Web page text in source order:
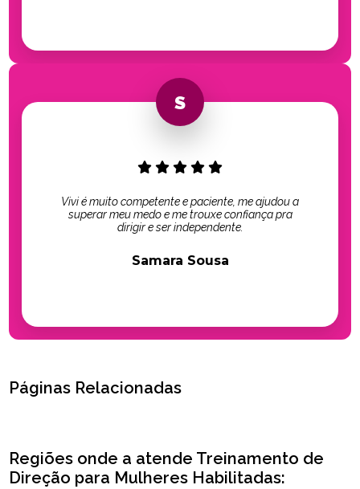
Vivi é muito competente e paciente, me ajudou a
superar meu medo e me trouxe confiança pra
dirigir e ser independente.
Samara Sousa
Páginas Relacionadas
Regiões onde a atende Treinamento de
Direção para Mulheres Habilitadas: